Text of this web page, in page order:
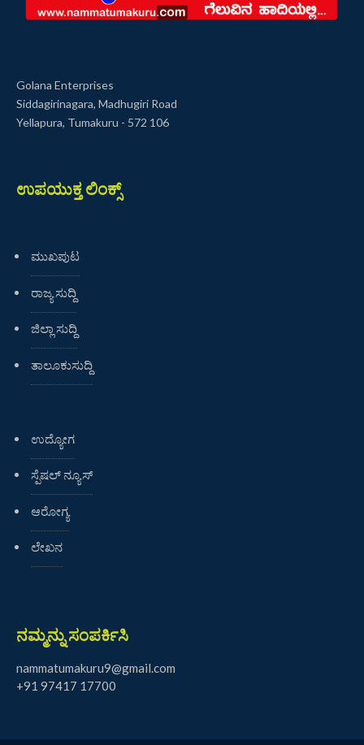
Golana Enterprises
Siddagirinagara, Madhugiri Road
Yellapura, Tumakuru - 572 106
ಉಪಯುಕ್ತ ಲಿಂಕ್ಸ್
ಮುಖಪುಟ
ರಾಜ್ಯ ಸುದ್ದಿ
ಜಿಲ್ಲಾ ಸುದ್ದಿ
ತಾಲೂಕುಸುದ್ದಿ
ಉದ್ಯೋಗ
ಸ್ಪೆಷಲ್ ನ್ಯೂಸ್
ಆರೋಗ್ಯ
ಲೇಖನ
ನಮ್ಮನ್ನು ಸಂಪರ್ಕಿಸಿ
nammatumakuru9@gmail.com
+91 97417 17700